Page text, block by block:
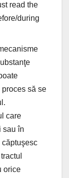
read the
during
să se
care
sau în
căptuşesc
orice